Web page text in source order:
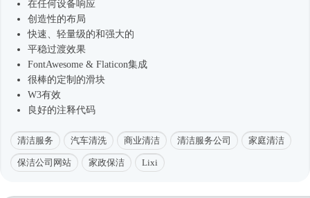
在任何设备响应
创造性的布局
快速、轻量级的和强大的
平稳过渡效果
FontAwesome & Flaticon集成
很棒的定制的滑块
W3有效
良好的注释代码
清洁服务 汽车清洗 商业清洁 清洁服务公司 家庭清洁
保洁公司网站 家政保洁 Lixi